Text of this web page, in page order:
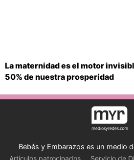
La maternidad es el motor
50% de nuestra prosperidad
Bebés y Embarazos es un medio
Artículos patrocinados Servicio de